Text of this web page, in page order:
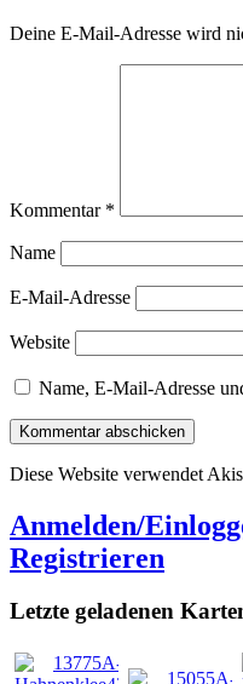
Deine E-Mail-Adresse wird
Kommentar *
Name
E-Mail-Adresse
Website
Name, E-Mail-Adresse
Diese Website verwendet
Anmelden/
Registrieren
Letzte geladenen